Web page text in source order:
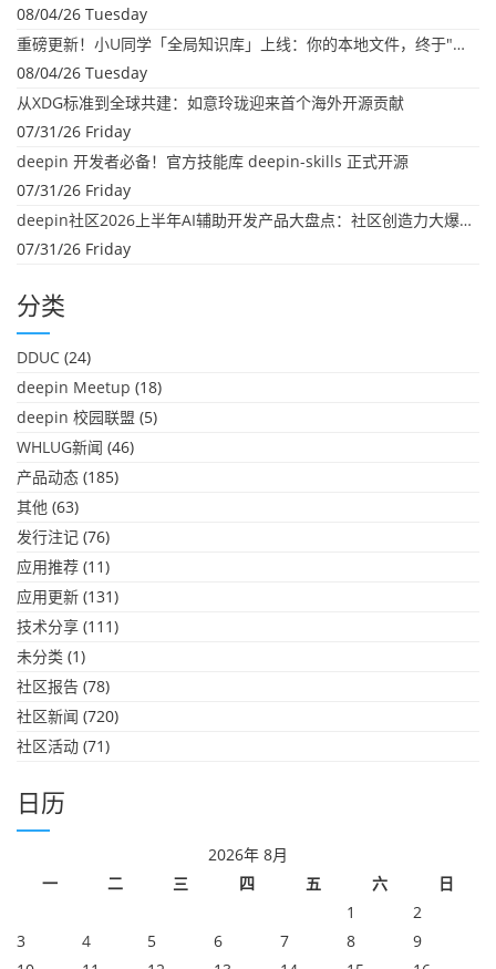
08/04/26 Tuesday
重磅更新！小U同学「全局知识库」上线：你的本地文件，终于"活"起来了
08/04/26 Tuesday
从XDG标准到全球共建：如意玲珑迎来首个海外开源贡献
07/31/26 Friday
deepin 开发者必备！官方技能库 deepin-skills 正式开源
07/31/26 Friday
deepin社区2026上半年AI辅助开发产品大盘点：社区创造力大爆发！
07/31/26 Friday
分类
DDUC (24)
deepin Meetup (18)
deepin 校园联盟 (5)
WHLUG新闻 (46)
产品动态 (185)
其他 (63)
发行注记 (76)
应用推荐 (11)
应用更新 (131)
技术分享 (111)
未分类 (1)
社区报告 (78)
社区新闻 (720)
社区活动 (71)
日历
2026年 8月
一
二 三 四 五 六
日
1
2
3
4 5 6 7 8
9